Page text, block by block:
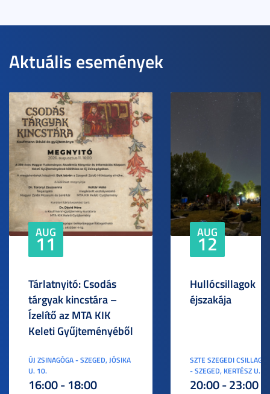
Aktuális események
AUG
11
Tárlatnyitó: Csodás
tárgyak kincstára –
Ízelítő az MTA KIK
Keleti Gyűjteményéből
ÚJ ZSINAGÓGA - SZEGED, JÓSIKA
U. 10.
16:00 - 18:00
AUG
12
Hullócsillagok
éjszakája
SZTE SZEGEDI
- SZEGED, KERTÉSZ U. 3.
20:00 - 23:00